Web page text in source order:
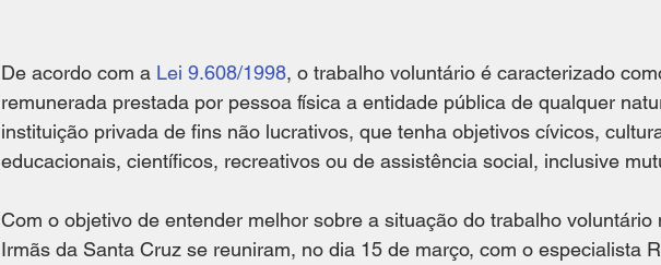
De acordo com a Lei 9.608/1998, o trabalho voluntário é caracterizado
remunerada prestada por pessoa física a entidade pública de qualquer
instituição privada de fins não lucrativos, que tenha objetivos cívicos,
educacionais, científicos, recreativos ou de assistência social, inclusive
Com o objetivo de entender melhor sobre a situação do trabalho voluntário
Irmãs da Santa Cruz se reuniram, no dia 15 de março, com o especialista